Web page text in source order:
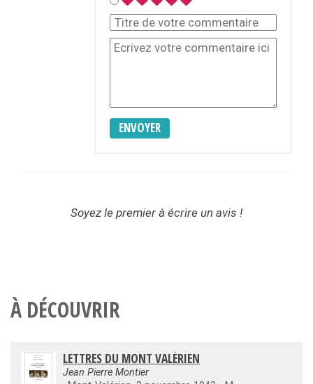
ENVOYER
Soyez le premier à écrire un avis !
À DÉCOUVRIR
LETTRES DU MONT VALÉRIEN
Jean Pierre Montier